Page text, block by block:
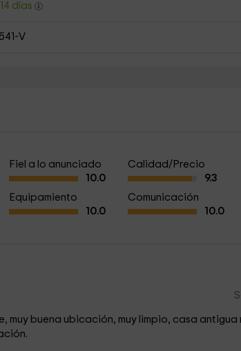
días
V
Fiel a lo anunciado
10.0
Calidad/Precio
9.3
Equipamiento
10.0
Comunicación
10.0
muy buena ubicación, muy limpio, casa